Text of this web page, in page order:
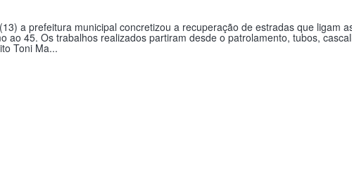
a prefeitura municipal concretizou a recuperação de estradas que ligam
ao 45. Os trabalhos realizados partiram desde o patrolamento, tubos,
Toni Ma...